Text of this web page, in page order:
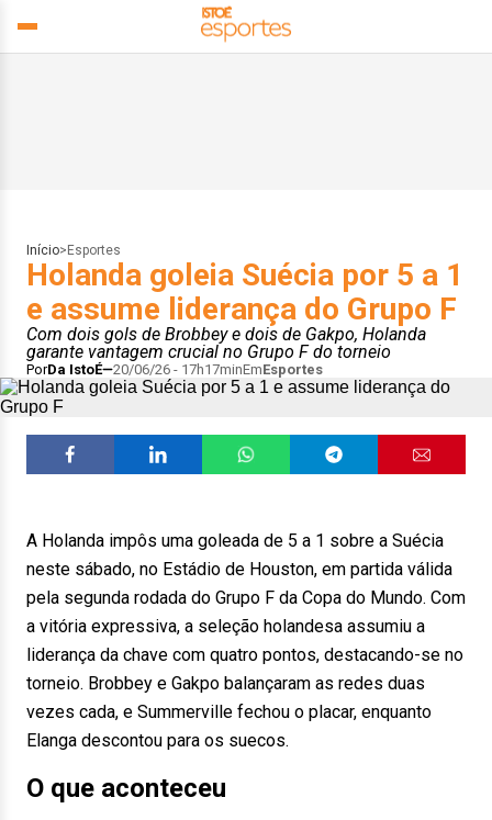
Início> Esportes
Holanda goleia Suécia por 5 a 1
e assume liderança do Grupo F
Com dois gols de Brobbey e dois de Gakpo, Holanda
garante vantagem crucial no Grupo F do torneio
PorDa IstoÉ 20/06/26 - 17h17minEmEsportes
A Holanda impôs uma goleada de 5 a 1 sobre a Suécia
neste sábado, no Estádio de Houston, em partida válida
pela segunda rodada do Grupo F da Copa do Mundo. Com
a vitória expressiva, a seleção holandesa assumiu a
liderança da chave com quatro pontos, destacando-se no
torneio. Brobbey e Gakpo balançaram as redes duas
vezes cada, e Summerville fechou o placar, enquanto
Elanga descontou para os suecos.
O que aconteceu